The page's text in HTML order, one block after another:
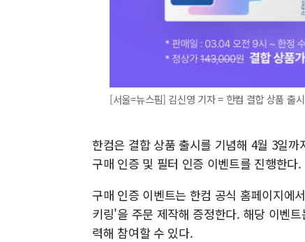
[서울=뉴스핌] 김신영 기자 = 한컴 결합 상품
한컴은 결합 상품 출시를 기념해 4월 3일
구매 인증 및 필터 인증 이벤트를 진행한다.
구매 인증 이벤트는 한컴 공식 홈페이지에
키링'을 주문 제작해 증정한다. 해당 이벤
력해 참여할 수 있다.